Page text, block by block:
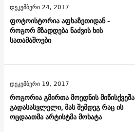
ფოტოისტორია აფხაზეთიდან -
როგორ მზადდება ნაძვის ხის
სათამაშოები
დეკემბერი 24, 2017
როგორია გმირთა მოედნის მიწისქვეშა
გადასასვლელი, მას შემდეგ რაც ის
ოცდაათმა არტისტმა მოხატა
დეკემბერი 19, 2017